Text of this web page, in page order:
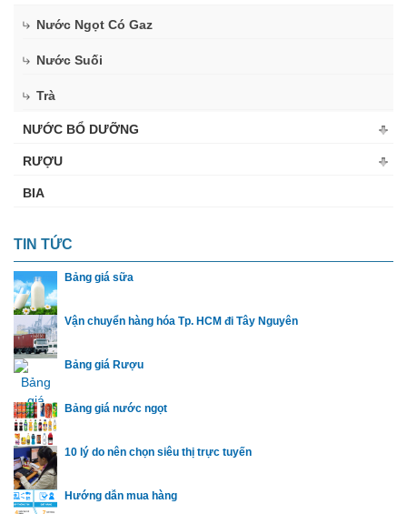
Nước Ngọt Có Gaz
Nước Suối
Trà
NƯỚC BỔ DƯỠNG
RƯỢU
BIA
TIN TỨC
Bảng giá sữa
Vận chuyển hàng hóa Tp. HCM đi Tây Nguyên
Bảng giá Rượu
Bảng giá nước ngọt
10 lý do nên chọn siêu thị trực tuyến
Hướng dẫn mua hàng